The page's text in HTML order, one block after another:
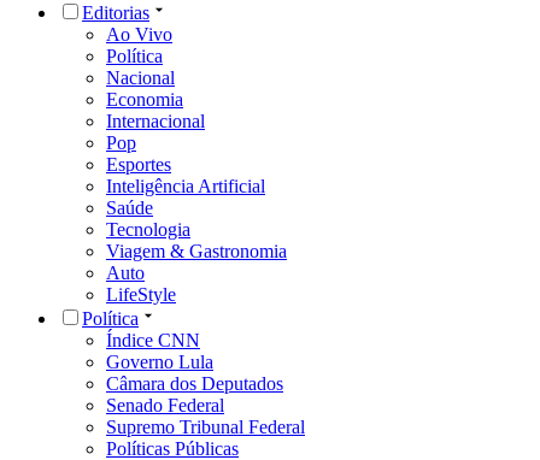
Editorias
Ao Vivo
Política
Nacional
Economia
Internacional
Pop
Esportes
Inteligência Artificial
Saúde
Tecnologia
Viagem & Gastronomia
Auto
LifeStyle
Política
Índice CNN
Governo Lula
Câmara dos Deputados
Senado Federal
Supremo Tribunal Federal
Políticas Públicas